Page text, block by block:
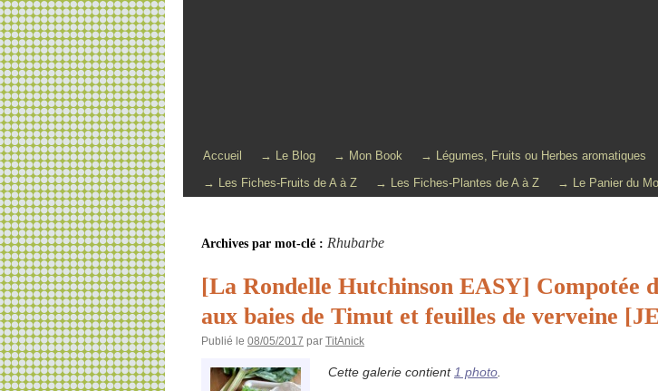
Accueil → Le Blog → Mon Book → Légumes, Fruits ou Herbes aromatiques
→ Les Fiches-Fruits de A à Z
→ Les Fiches-Plantes de A à Z → Le Panier du
Archives par mot-clé : Rhubarbe
[La Rondelle Hutchinson EASY] Compotée
aux baies de Timut et feuilles de verveine
Publié le 08/05/2017 par TitAnick
Cette galerie contient 1 photo